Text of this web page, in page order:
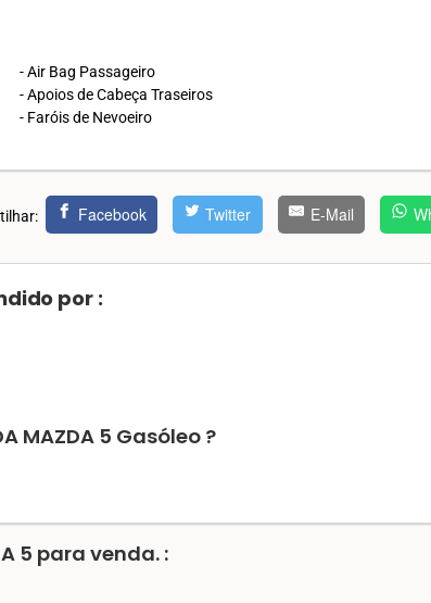
- Air Bag Passageiro
- Apoios de Cabeça Traseiros
- Faróis de Nevoeiro
Facebook Twitter E-Mail
por :
MAZDA 5 Gasóleo ?
5 para venda. :